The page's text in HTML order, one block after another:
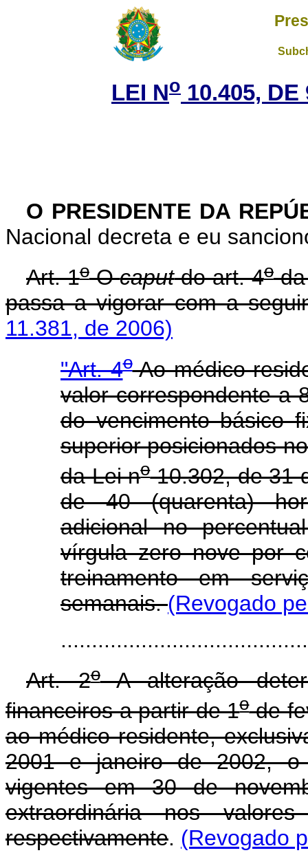
LEI No 10.405,
O PRESIDENTE DA
Nacional decreta e eu
Art. 1oOcaputdo art. 4oda
passa a vigorar com a
11.381, de 2006)
"Art. 4oAo médico
valor correspondente a
do vencimento básico
superior posicionados
da Lei no10.302, de 31
de 40 (quarenta)
adicional no
vírgula zero nove por
treinamento em
semanais.(Revogado
Art. 2oA alteração
financeiros a partir de 1ode
ao médico residente,
2001 e janeiro de 2002, o
vigentes em 30 de
extraordinária nos
respectivamente. (Revogado